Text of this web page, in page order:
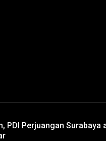
PDI Perjuangan Surabaya